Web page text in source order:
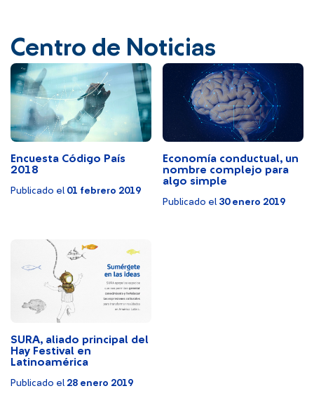
Centro de Noticias
Encuesta Código País
2018
Publicado el 01 febrero 2019
Economía conductual, un
nombre complejo para
algo simple
Publicado el 30 enero 2019
SURA, aliado principal del
Hay Festival en
Latinoamérica
Publicado el 28 enero 2019